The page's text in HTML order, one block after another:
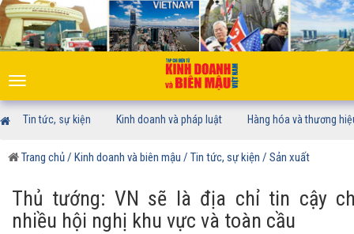
Toggle
navigation
Tin tức, sự kiện Kinh doanh và pháp luật Hàng hóa và thương
Trang chủ/ Kinh doanh và biên mậu / Tin tức, sự kiện / Sản xuất
Thủ tướng: VN sẽ là địa chỉ tin cậy
nhiều hội nghị khu vực và toàn cầu